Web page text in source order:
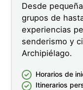
Desde
grupos de
experiencias
senderismo y
Archipiélago.
Horarios de
Itinerarios